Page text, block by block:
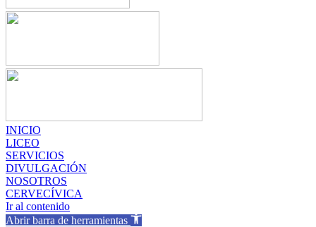
INICIO
LICEO
SERVICIOS
DIVULGACIÓN
NOSOTROS
CERVECÍVICA
Ir al contenido
Abrir barra de herramientas